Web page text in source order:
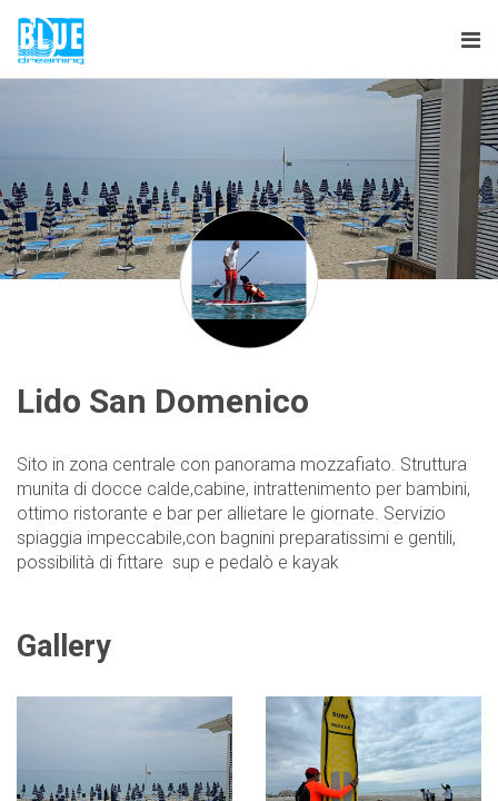
Lido San Domenico
Sito in zona centrale con panorama mozzafiato. Struttura
munita di docce calde,cabine, intrattenimento per bambini,
ottimo ristorante e bar per allietare le giornate. Servizio
spiaggia impeccabile,con bagnini preparatissimi e gentili,
possibilità di fittare sup e pedalò e kayak
Gallery